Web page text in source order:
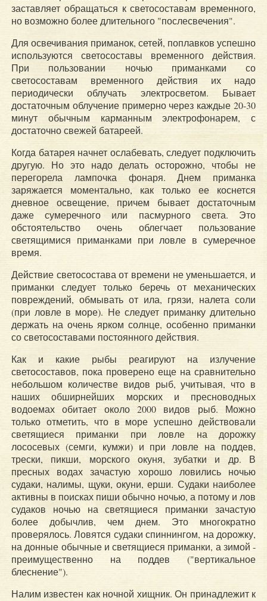
заставляет обращаться к светосоставам временного,
но возможно более длительного "послесвечения".
Для освечивания приманок, сетей, поплавков успешно
используются светосоставы временного действия.
При пользовании ночью приманками со
светосоставам временного действия их надо
периодически облучать электросветом. Бывает
достаточным облучение примерно через каждые 20-30
минут обычным карманным электрофонарем, с
достаточно свежей батареей.
Когда батарея начнет ослабевать, следует подключить
другую. Но это надо делать осторожно, чтобы не
перегорела лампочка фонаря. Днем приманка
заряжается моментально, как только ее коснется
дневное освещение, причем бывает достаточным
даже сумеречного или пасмурного света. Это
обстоятельство очень облегчает пользование
светящимися приманками при ловле в сумеречное
время.
Действие светосостава от времени не уменьшается, и
приманки следует только беречь от механических
повреждений, обмывать от ила, грязи, налета соли
(при ловле в море). Не следует приманку длительно
держать на очень ярком солнце, особенно приманки
со светосоставами постоянного действия.
Как и какие рыбы реагируют на излучение
светосоставов, пока проверено еще на сравнительно
небольшом количестве видов рыб, учитывая, что в
наших обширнейших морских и пресноводных
водоемах обитает около 2000 видов рыб. Можно
только отметить, что в море успешно действовали
светящиеся приманки при ловле на дорожку
лососевых (семги, кумжи) и при ловле на поддев,
трески, пикши, морского окуня, зубатки и др. В
пресных водах зачастую хорошо ловились ночью
судаки, налимы, щуки, окуни, ерши. Судаки наиболее
активны в поисках пиши обычно ночью, а потому и лов
судаков ночью на светящиеся приманки зачастую
более добычлив, чем днем. Это многократно
проверялось. Ловятся судаки спиннингом, на дорожку,
на донные обычные и светящиеся приманки, а зимой -
преимущественно на поддев ("вертикальное
блеснение").
Налим известен как ночной хищник. Он принадлежит к